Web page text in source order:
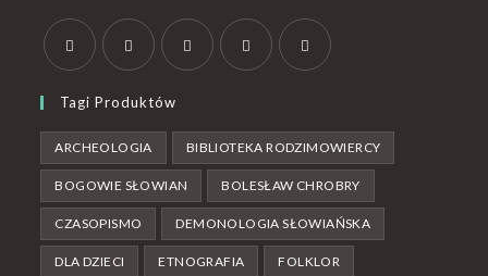
Tagi Produktów
ARCHEOLOGIA BIBLIOTEKA RODZIMOWIERCY
BOGOWIE SŁOWIAN BOLESŁAW CHROBRY
CZASOPISMO DEMONOLOGIA SŁOWIAŃSKA
DLA DZIECI ETNOGRAFIA FOLKLOR